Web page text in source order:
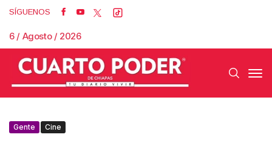
SÍGUENOS
6 / Agosto / 2026
Gente Cine